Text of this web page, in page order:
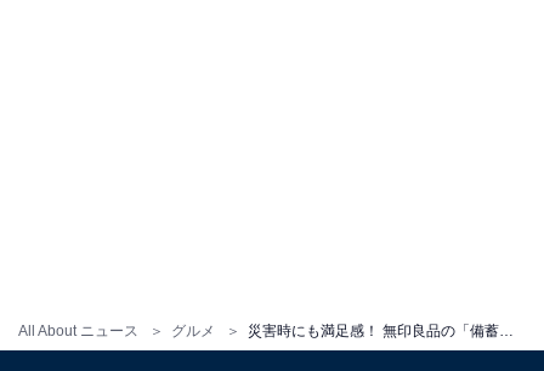
All About ニュース グルメ
「いつものもしも」精神が宿った白米を、万一の